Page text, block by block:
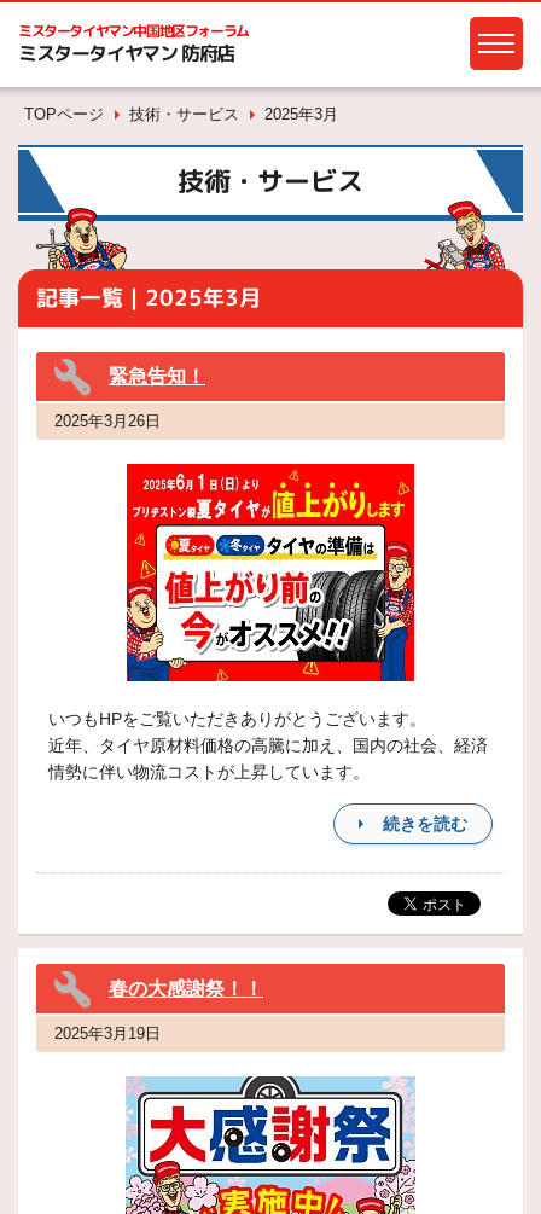
ミスタータイヤマン中国地区フォーラム
ミスタータイヤマン 防府店
TOPページ 技術・サービス 2025年3月
技術・サービス
記事一覧｜2025年3月
緊急告知！
2025年3月26日
いつもHPをご覧いただきありがとうございます。
近年、タイヤ原材料価格の高騰に加え、国内の社会、経済
情勢に伴い物流コストが上昇しています。
続きを読む
春の大感謝祭！！
2025年3月19日